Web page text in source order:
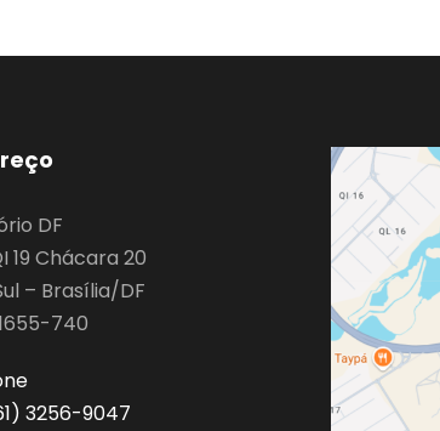
DF
19 Chácara 20
– Brasília/DF
740
3256-9047